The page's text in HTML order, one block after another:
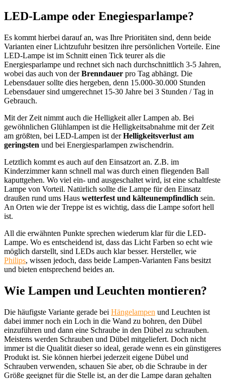
LED-Lampe oder Enegiesparlampe?
Es kommt hierbei darauf an, was Ihre Prioritäten sind, denn beide
Varianten einer Lichtzufuhr besitzen ihre persönlichen Vorteile. Eine
LED-Lampe ist im Schnitt einen Tick teurer als die
Energiesparlampe und rechnet sich nach durchschnittlich 3-5 Jahren,
wobei das auch von derBrenndauer pro Tag abhängt. Die
Lebensdauer sollte dies hergeben, denn 15.000-30.000 Stunden
Lebensdauer sind umgerechnet 15-30 Jahre bei 3 Stunden / Tag in
Gebrauch.
Mit der Zeit nimmt auch die Helligkeit aller Lampen ab. Bei
gewöhnlichen Glühlampen ist die Helligkeitsabnahme mit der Zeit
am größten, bei LED-Lampen ist derHelligkeitsverlust am
geringsten und bei Energiesparlampen zwischendrin.
Letztlich kommt es auch auf den Einsatzort an. Z.B. im
Kinderzimmer kann schnell mal was durch einen fliegenden Ball
kaputtgehen. Wo viel ein- und ausgeschaltet wird, ist eine schaltfeste
Lampe von Vorteil. Natürlich sollte die Lampe für den Einsatz
draußen rund ums Haus wetterfest und kälteunempfindlich sein.
An Orten wie der Treppe ist es wichtig, dass die Lampe sofort hell
ist.
All die erwähnten Punkte sprechen wiederum klar für die LED-
Lampe. Wo es entscheidend ist, dass das Licht Farben so echt wie
möglich darstellt, sind LEDs auch klar besser. Hersteller, wie
Philips, wissen jedoch, dass beide Lampen-Varianten Fans besitzt
und bieten entsprechend beides an.
Wie Lampen und Leuchten montieren?
Die häufigste Variante gerade bei Hängelampen und Leuchten ist
dabei immer noch ein Loch in die Wand zu bohren, den Dübel
einzuführen und dann eine Schraube in den Dübel zu schrauben.
Meistens werden Schrauben und Dübel mitgeliefert. Doch nicht
immer ist die Qualität dieser so ideal, gerade wenn es ein günstigeres
Produkt ist. Sie können hierbei jederzeit eigene Dübel und
Schrauben verwenden, schauen Sie aber, ob die Schraube in der
Größe geeignet für die Stelle ist, an der die Lampe daran gehalten